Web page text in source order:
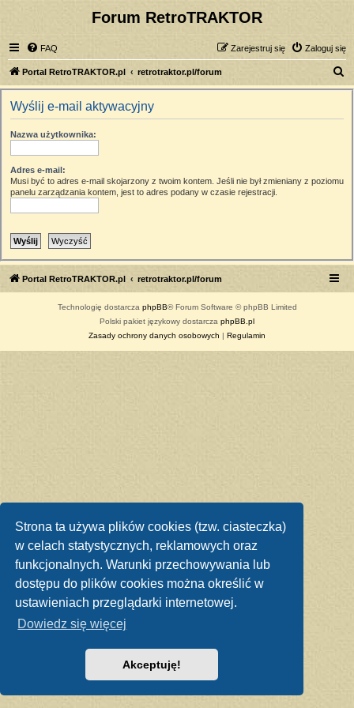
Strona ta używa plików cookies (tzw. ciasteczka)
w celach statystycznych, reklamowych oraz
funkcjonalnych. Warunki przechowywania lub
dostępu do plików cookies można określić w
ustawieniach przeglądarki internetowej.
Dowiedz się więcej
Akceptuję!
Forum RetroTRAKTOR
FAQ Zaloguj się
Zarejestruj się
Portal RetroTRAKTOR.pl retrotraktor.pl/forum
z
Wyślij e-mail aktywacyjny
Nazwa użytkownika:
Adres e-mail:
Musi być to adres e-mail skojarzony z twoim kontem. Jeśli nie był zmieniany z poziomu
panelu zarządzania kontem, jest to adres podany w czasie rejestracji.
Portal RetroTRAKTOR.pl retrotraktor.pl/forum
Technologię dostarcza phpBB® Forum Software © phpBB Limited
Polski pakiet językowy dostarcza phpBB.pl
Zasady ochrony danych osobowych | Regulamin